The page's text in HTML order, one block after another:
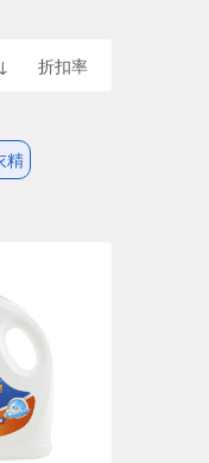
折扣率
精